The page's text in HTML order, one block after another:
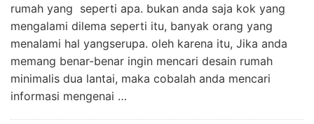
rumah yang seperti apa. bukan anda saja kok yang
mengalami dilema seperti itu, banyak orang yang
menalami hal yangserupa. oleh karena itu, Jika anda
memang benar-benar ingin mencari desain rumah
minimalis dua lantai, maka cobalah anda mencari
informasi mengenai …